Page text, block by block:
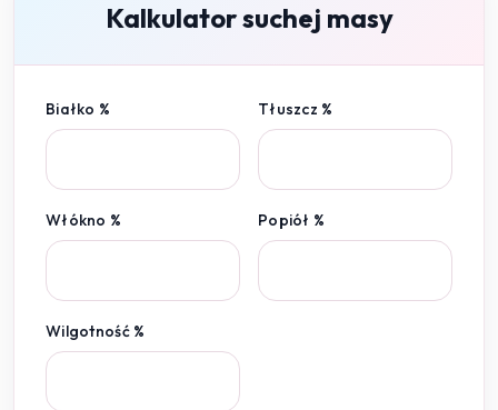
Kalkulator suchej masy
Białko % Tłuszcz %
Włókno % Popiół %
Wilgotność %